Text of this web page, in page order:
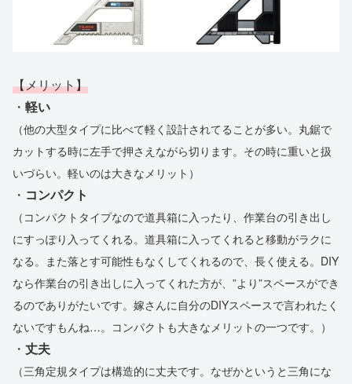
【メリット】
・ 軽い
（他の大型タイプに比べて軽く設計されてることが多い。丸鋸で
カットする時に左手で押さえながら切ります。その時に重いと扱
いづらい。軽いのは大きなメリット）
・ コンパクト
（コンパクトタイプなので道具箱に入ったり、作業台の引き出し
にすっぽり入ってくれる。道具箱に入ってくれると移動がラクに
なる。また落とす可能性もなくしてくれるので、長く使える。DIY
なら作業台の引き出しに入ってくれた方が、”より”スペースができ
るのでありがたいです。嫁さんに自分のDIYスペースで言われたく
ないですもんね…。コンパクトも大きなメリットの一つです。）
・ 丈夫
（三角定規タイプは構造的に丈夫です。なぜかというと三角にな